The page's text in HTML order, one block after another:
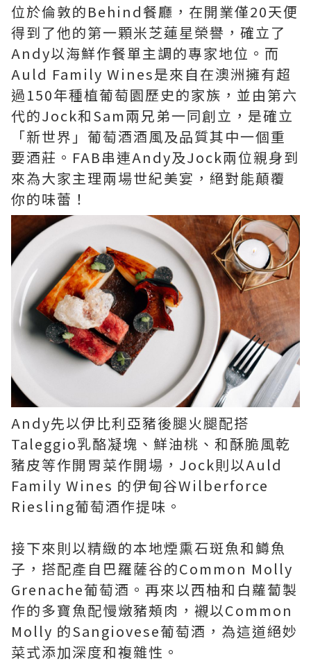
位於倫敦的Behind餐廳，在開業僅20天便
得到了他的第一顆米芝蓮星榮譽，確立了
Andy以海鮮作餐單主調的專家地位。而
Auld Family Wines是來自在澳洲擁有超
過150年種植葡萄園歷史的家族，並由第六
代的Jock和Sam兩兄弟一同創立，是確立
「新世界」葡萄酒酒風及品質其中一個重
要酒莊。FAB串連Andy及Jock兩位親身到
來為大家主理兩場世紀美宴，絕對能顛覆
你的味蕾！
Andy先以伊比利亞豬後腿火腿配搭
Taleggio乳酪凝塊、鮮油桃、和酥脆風乾
豬皮等作開胃菜作開場，Jock則以Auld
Family Wines 的伊甸谷Wilberforce
Riesling葡萄酒作提味。
接下來則以精緻的本地煙熏石斑魚和鱒魚
子，搭配產自巴羅薩谷的Common Molly
Grenache葡萄酒。再來以西柚和白蘿蔔製
作的多寶魚配慢燉豬頰肉，襯以Common
Molly 的Sangiovese葡萄酒，為這道絕妙
菜式添加深度和複雜性。